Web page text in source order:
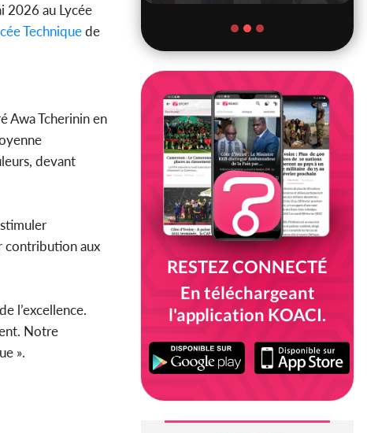
2026 au Lycée
Techniquede
Awa Tcherinin en
devant
contribution aux
l’excellence.
Notre
».
RESTEZ CONNECTÉ
En téléchargeant
l'application KOACI.